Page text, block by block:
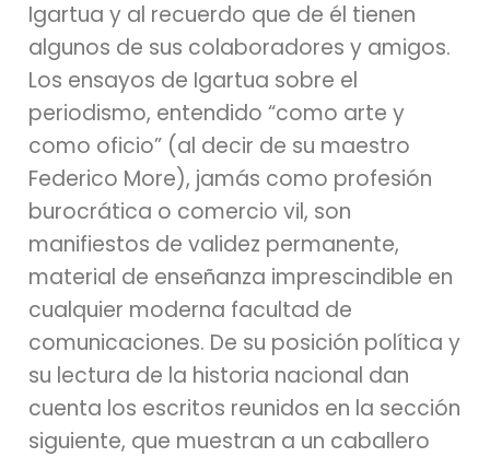
Igartua y al recuerdo que de él tienen
algunos de sus colaboradores y amigos.
Los ensayos de Igartua sobre el
periodismo, entendido “como arte y
como oficio” (al decir de su maestro
Federico More), jamás como profesión
burocrática o comercio vil, son
manifiestos de validez permanente,
material de enseñanza imprescindible en
cualquier moderna facultad de
comunicaciones. De su posición política y
su lectura de la historia nacional dan
cuenta los escritos reunidos en la sección
siguiente, que muestran a un caballero